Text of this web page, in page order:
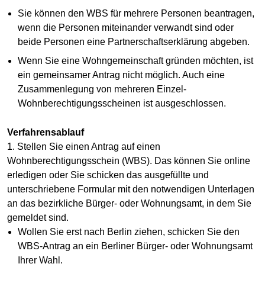
Sie können den WBS für mehrere Personen beantragen,
wenn die Personen miteinander verwandt sind oder
beide Personen eine Partnerschaftserklärung abgeben.
Wenn Sie eine Wohngemeinschaft gründen möchten, ist
ein gemeinsamer Antrag nicht möglich. Auch eine
Zusammenlegung von mehreren Einzel-
Wohnberechtigungsscheinen ist ausgeschlossen.
Verfahrensablauf
1. Stellen Sie einen Antrag auf einen
Wohnberechtigungsschein (WBS). Das können Sie online
erledigen oder Sie schicken das ausgefüllte und
unterschriebene Formular mit den notwendigen Unterlagen
an das bezirkliche Bürger- oder Wohnungsamt, in dem Sie
gemeldet sind.
Wollen Sie erst nach Berlin ziehen, schicken Sie den
WBS-Antrag an ein Berliner Bürger- oder Wohnungsamt
Ihrer Wahl.